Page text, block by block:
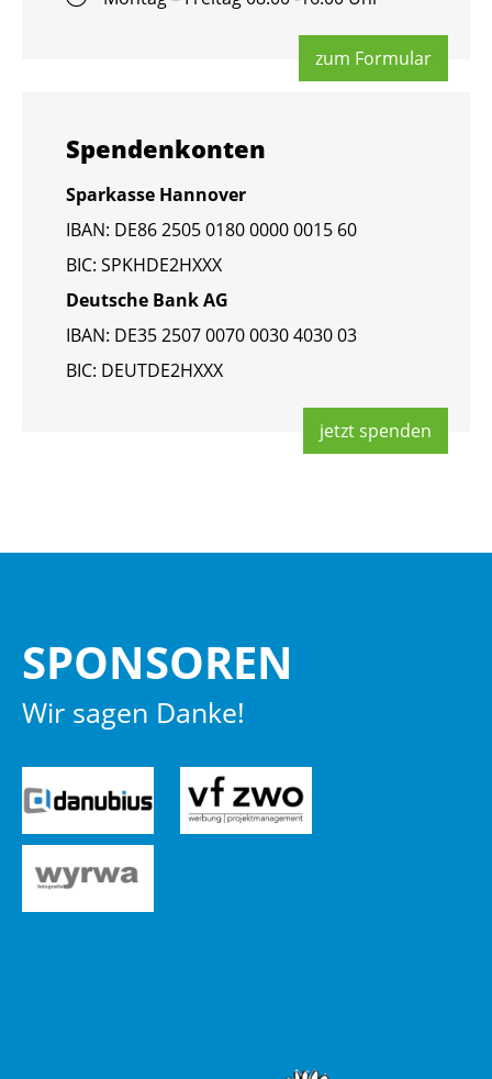
zum For­mu­lar
Spen­den­kon­ten
Spar­kas­se Han­no­ver
IBAN: DE86 2505 0180 0000 0015 60
BIC: SPKHDE2HXXX
Deut­sche Bank AG
IBAN: DE35 2507 0070 0030 4030 03
BIC: DEUT­DE2HXXX
jetzt spen­den
SPON­SO­REN
Wir sagen Danke!